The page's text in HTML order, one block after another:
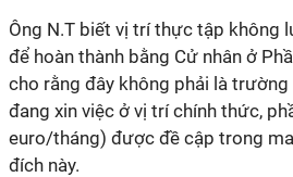
Ông N.T biết vị trí thực tập không
để hoàn thành bằng Cử nhân ở
cho rằng đây không phải là
đang xin việc ở vị trí chính thức,
euro/tháng) được đề cập trong
đích này.